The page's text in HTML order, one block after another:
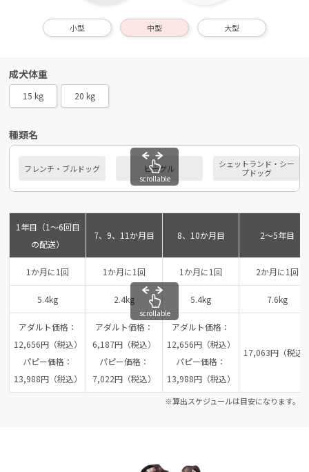
小型 中型 大型
成犬体重
15 kg 20 kg
種類名
フレンチ・ブルドッグ ビーグル
シェットランド・シー
プドッグ
scrollable
1年目（1～6回目
の配送）
7、9、11か月目 8、10か月目 2～5年目
1か月に1回 1か月に1回 1か月に1回 2か月に1回
5.4kg 2.4kg 5.4kg 7.6kg
アダルト価格：
12,656円（税込）
パピー価格：
13,988円（税込）
アダルト価格：
6,187円（税込）
パピー価格：
7,022円（税込）
アダルト価格：
12,656円（税込）
パピー価格：
13,988円（税込）
17,063円（税込
scrollable
※算出スケジュールは目安になります。